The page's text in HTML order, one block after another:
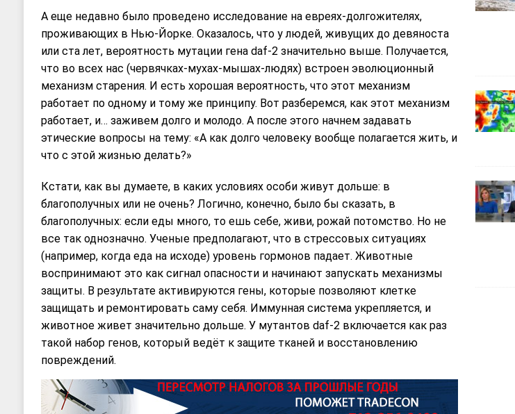
А еще недавно было проведено исследование на евреях-долгожителях,
проживающих в Нью-Йорке. Оказалось, что у людей, живущих до девяноста
или ста лет, вероятность мутации гена daf-2 значительно выше. Получается,
что во всех нас (червячках-мухах-мышах-людях) встроен эволюционный
механизм старения. И есть хорошая вероятность, что этот механизм
работает по одному и тому же принципу. Вот разберемся, как этот механизм
работает, и… заживем долго и молодо. А после этого начнем задавать
этические вопросы на тему: «А как долго человеку вообще полагается жить, и
что с этой жизнью делать?»
Кстати, как вы думаете, в каких условиях особи живут дольше: в
благополучных или не очень? Логично, конечно, было бы сказать, в
благополучных: если еды много, то ешь себе, живи, рожай потомство. Но не
все так однозначно. Ученые предполагают, что в стрессовых ситуациях
(например, когда еда на исходе) уровень гормонов падает. Животные
воспринимают это как сигнал опасности и начинают запускать механизмы
защиты. В результате активируются гены, которые позволяют клетке
защищать и ремонтировать саму себя. Иммунная система укрепляется, и
животное живет значительно дольше. У мутантов daf-2 включается как раз
такой набор генов, который ведёт к защите тканей и восстановлению
повреждений.